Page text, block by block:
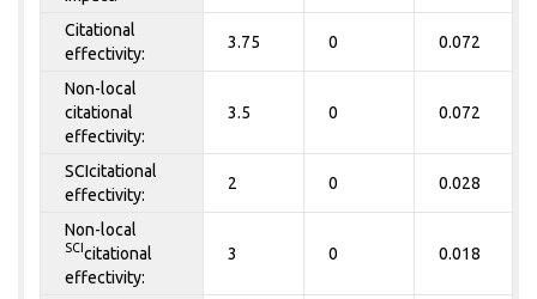
Citational
effectivity:
3.75 0 0.072
Non-local
citational
effectivity:
3.5 0 0.072
SCIcitational
effectivity:
2 0 0.028
Non-local
SCI citational
effectivity:
3 0 0.018